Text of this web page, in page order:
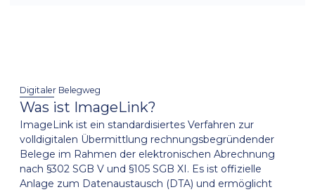
Digitaler Belegweg
Was ist ImageLink?
ImageLink ist ein standardisiertes Verfahren zur
volldigitalen Übermittlung rechnungsbegründender
Belege im Rahmen der elektronischen Abrechnung
nach §302 SGB V und §105 SGB XI. Es ist offizielle
Anlage zum Datenaustausch (DTA) und ermöglicht